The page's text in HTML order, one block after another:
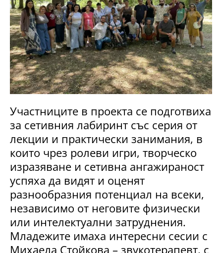
Участниците в проекта се подготвиха
за сетивния лабиринт със серия от
лекции и практически занимания, в
които чрез ролеви игри, творческо
изразяване и сетивна ангажираност
успяха да видят и оценят
разнообразния потенциал на всеки,
независимо от неговите физически
или интелектуални затруднения.
Младежите имаха интересни сесии с
Михаела Стойкова – звукотерапевт, с